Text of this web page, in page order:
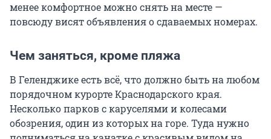
менее комфортное можно снять на месте —
повсюду висят объявления о сдаваемых номерах.
Чем заняться, кроме пляжа
В Геленджике есть всё, что должно быть на любом
порядочном курорте Краснодарского края.
Несколько парков с каруселями и колесами
обозрения, один из которых на горе. Туда нужно